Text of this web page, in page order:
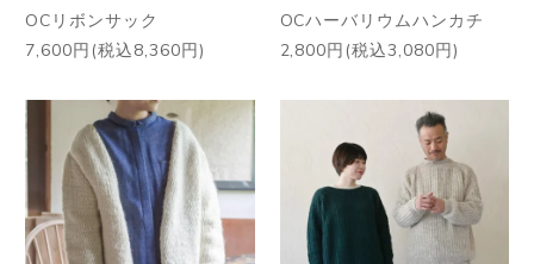
OCリボンサック
7,600円(税込8,360円)
OCハーバリウムハンカチ
2,800円(税込3,080円)